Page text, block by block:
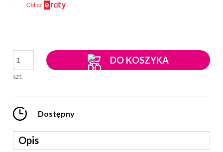
szt.
DO KOSZYKA
Dostępny
Opis